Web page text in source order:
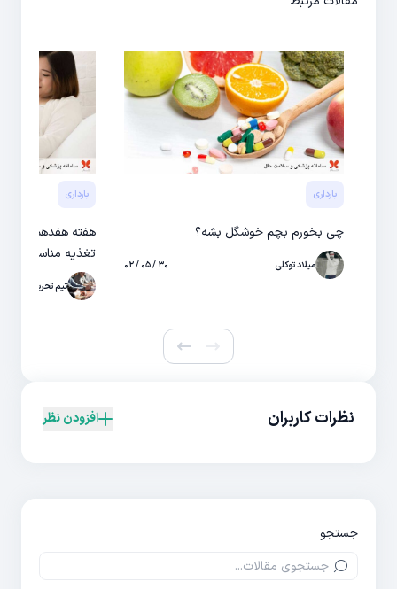
بارداری
چی بخورم بچم خوشگل بشه؟
میلاد توکلی ۳۰ / ۰۵ / ۰۲
بارداری
هفته هفدهم
تغذیه مناسب
تیم تحریریه
نظرات کاربران افزودن نظر
جستجو